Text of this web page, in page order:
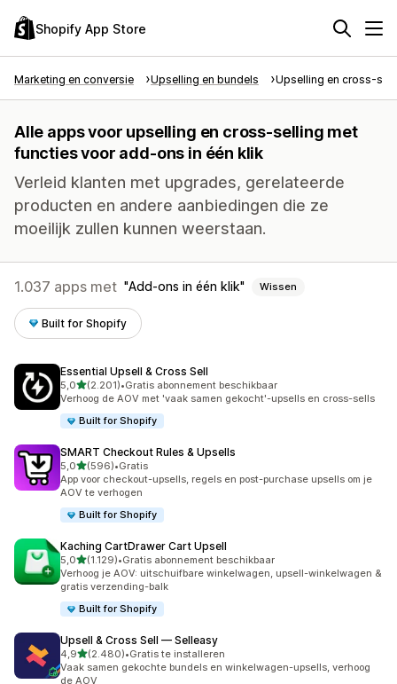
Shopify App Store
Marketing en conversie Upselling en bundels Upselling en cross-
Alle apps voor upselling en cross-selling met
functies voor add-ons in één klik
Verleid klanten met upgrades, gerelateerde
producten en andere aanbiedingen die ze
moeilijk zullen kunnen weerstaan.
1.037 apps met Add-ons in één klik Wissen
Built for Shopify
Essential Upsell & Cross Sell
5,0van 5 sterren
(2.201)
2201 recensies in totaal
•Gratis abonnement beschikbaar
Verhoog de AOV met 'vaak samen gekocht'-upsells en cross-sells
Built for Shopify
SMART Checkout Rules & Upsells
5,0van 5 sterren
(596)
596 recensies in totaal
•Gratis
App voor checkout-upsells, regels en post-purchase upsells om je
AOV te verhogen
Built for Shopify
Kaching CartDrawer Cart Upsell
5,0van 5 sterren
(1.129)
1129 recensies in totaal
•Gratis abonnement beschikbaar
Verhoog je AOV: uitschuifbare winkelwagen, upsell-winkelwagen &
gratis verzending-balk
Built for Shopify
Upsell & Cross Sell — Selleasy
4,9van 5 sterren
(2.480)
2480 recensies in totaal
•Gratis te installeren
Vaak samen gekochte bundels en winkelwagen-upsells, verhoog
de AOV